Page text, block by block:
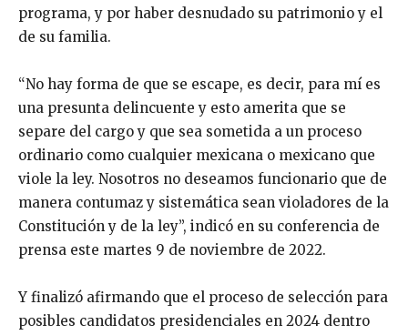
programa, y por haber desnudado su patrimonio y el
de su familia.
“No hay forma de que se escape, es decir, para mí es
una presunta delincuente y esto amerita que se
separe del cargo y que sea sometida a un proceso
ordinario como cualquier mexicana o mexicano que
viole la ley. Nosotros no deseamos funcionario que de
manera contumaz y sistemática sean violadores de la
Constitución y de la ley”, indicó en su conferencia de
prensa este martes 9 de noviembre de 2022.
Y finalizó afirmando que el proceso de selección para
posibles candidatos presidenciales en 2024 dentro